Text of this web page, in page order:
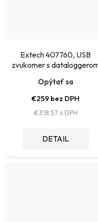
Extech 407760, USB
zvukomer s
Opýtať sa
€259 bez DPH
€318,57
DETAIL